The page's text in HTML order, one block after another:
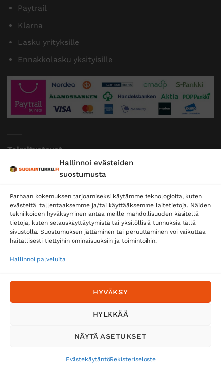
Hallinnoi evästeiden
suostumusta
Parhaan kokemuksen tarjoamiseksi käytämme teknologioita, kuten
evästeitä, tallentaaksemme ja/tai käyttääksemme laitetietoja. Näiden
tekniikoiden hyväksyminen antaa meille mahdollisuuden käsitellä
tietoja, kuten selauskäyttäytymistä tai yksilöllisiä tunnuksia tällä
sivustolla. Suostumuksen jättäminen tai peruuttaminen voi vaikuttaa
haitallisesti tiettyihin ominaisuuksiin ja toimintoihin.
Hallinnoi palveluita
HYVÄKSY
HYLKKÄÄ
NÄYTÄ ASETUKSET
EvästekäytäntöRekisteriseloste
Paytrail
Klarna
Lasku yrityksille
Ennakkolasku yksityisille
Toimitustavat
Posti
Postnord
Tilaa uutiskirje ja saat erikoisalennuksia